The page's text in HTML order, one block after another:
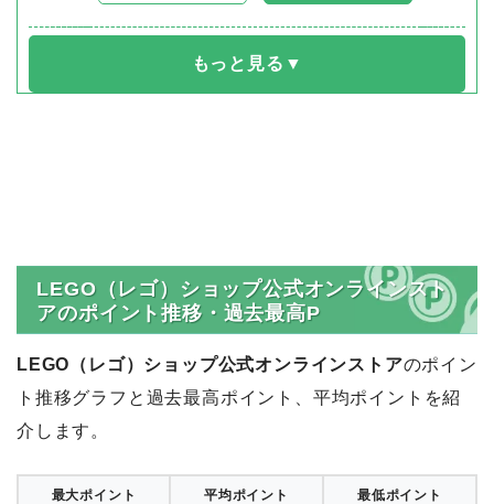
LEGO（レゴ）ショップ公式オンラインスト
アのポイント推移・過去最高P
LEGO（レゴ）ショップ公式オンラインストアのポイン
ト推移グラフと過去最高ポイント、平均ポイントを紹
介します。
最大ポイント 平均ポイント 最低ポイント